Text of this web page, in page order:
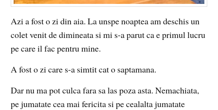
Azi a fost o zi din aia. La unspe noaptea am deschis un
colet venit de dimineata si mi s-a parut ca e primul lucru
pe care il fac pentru mine.
A fost o zi care s-a simtit cat o saptamana.
Dar nu ma pot culca fara sa las poza asta. Nemachiata,
pe jumatate cea mai fericita si pe cealalta jumatate